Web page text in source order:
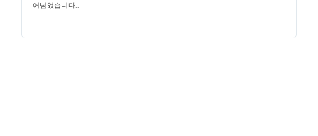
어넘었습니다..